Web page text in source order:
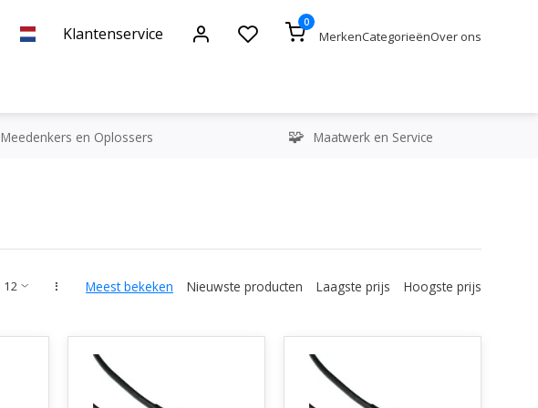
Klantenservice
0
MerkenCategorieënOver ons
Meedenkers en Oplossers Maatwerk en Service
Meest bekeken Nieuwste producten Laagste prijs Hoogste prijs